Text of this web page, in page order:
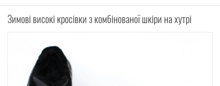
Зимові високі кросівки з комбінованої шкіри на хутрі